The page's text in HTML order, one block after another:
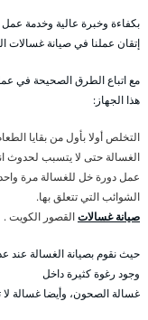
إتقان عملنا في صيانة غسالات
مع اتباع الطرق الصحيحة في
هذا الجهاز:
التخلص أولا بأول من بقايا
الغسالة حتى لا يتسبب لحدوث
عمل دورة خل للغسالة مرة
الشوائب التي تتعلق بها.
صيانة غسالاتالقصور الكويت .
حيث نقوم بصيانة الغسالة عند
وجود رغوة كثيرة داخل
غسالة الصحون، وأيضا غسالة